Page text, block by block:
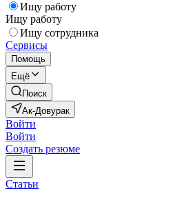
Ищу работу
Ищу работу
Ищу сотрудника
Сервисы
Помощь
Ещё
Поиск
Ак-Довурак
Войти
Войти
Создать резюме
Статьи